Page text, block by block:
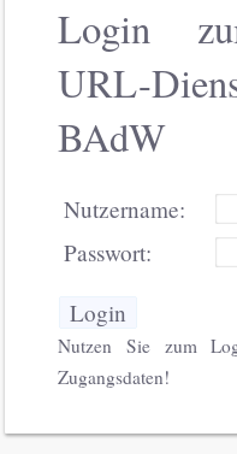
Login
URL-
BAdW
Nutzername:
Passwort:
Nutzen Sie zum
Zugangsdaten!